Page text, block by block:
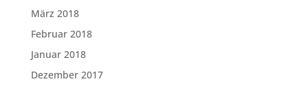
März 2018
Februar 2018
Januar 2018
Dezember 2017